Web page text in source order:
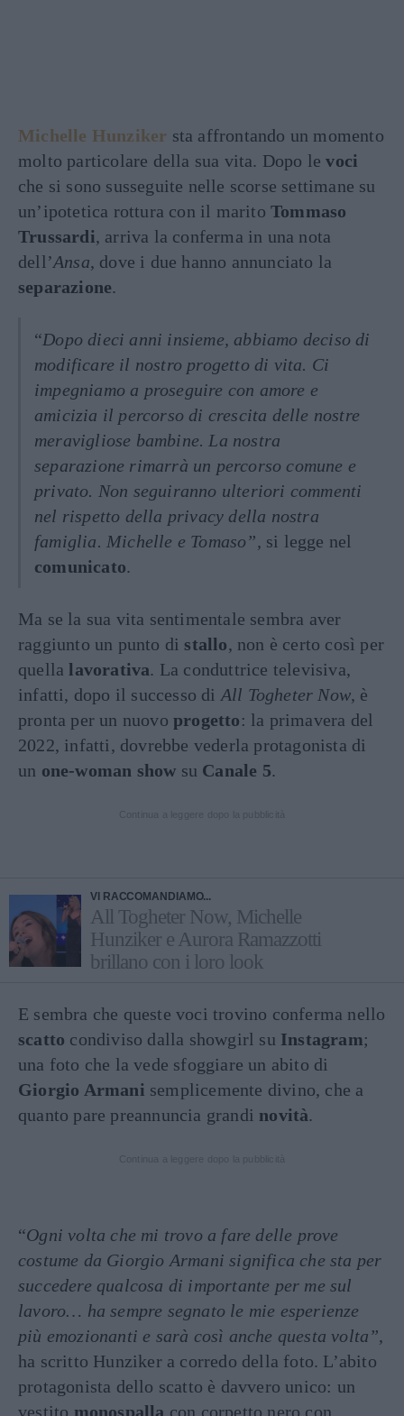
Michelle Hunziker sta affrontando un momento
molto particolare della sua vita. Dopo levoci
che si sono susseguite nelle scorse settimane su
un’ipotetica rottura con il marito Tommaso
Trussardi, arriva la conferma in una nota
dell’Ansa, dove i due hanno annunciato la
separazione.
“Dopo dieci anni insieme, abbiamo deciso di
modificare il nostro progetto di vita. Ci
impegniamo a proseguire con amore e
amicizia il percorso di crescita delle nostre
meravigliose bambine. La nostra
separazione rimarrà un percorso comune e
privato. Non seguiranno ulteriori commenti
nel rispetto della privacy della nostra
famiglia. Michelle e Tomaso”, si legge nel
comunicato.
Ma se la sua vita sentimentale sembra aver
raggiunto un punto di stallo, non è certo così per
quella lavorativa. La conduttrice televisiva,
infatti, dopo il successo di All Togheter Now, è
pronta per un nuovo progetto: la primavera del
2022, infatti, dovrebbe vederla protagonista di
un one-woman show su Canale 5.
VI RACCOMANDIAMO...
All Togheter Now, Michelle
Hunziker e Aurora Ramazzotti
brillano con i loro look
E sembra che queste voci trovino conferma nello
scatto condiviso dalla showgirl su Instagram;
una foto che la vede sfoggiare un abito di
Giorgio Armani semplicemente divino, che a
quanto pare preannuncia grandi novità.
“Ogni volta che mi trovo a fare delle prove
costume da Giorgio Armani significa che sta per
succedere qualcosa di importante per me sul
lavoro… ha sempre segnato le mie esperienze
più emozionanti e sarà così anche questa volta”,
ha scritto Hunziker a corredo della foto. L’abito
protagonista dello scatto è davvero unico: un
vestito monospalla con corpetto nero con